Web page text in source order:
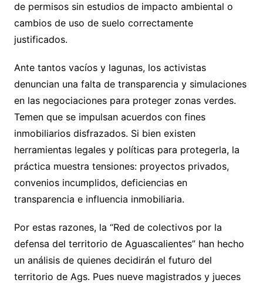
de permisos sin estudios de impacto ambiental o
cambios de uso de suelo correctamente
justificados.
Ante tantos vacíos y lagunas, los activistas
denuncian una falta de transparencia y simulaciones
en las negociaciones para proteger zonas verdes.
Temen que se impulsan acuerdos con fines
inmobiliarios disfrazados. Si bien existen
herramientas legales y políticas para protegerla, la
práctica muestra tensiones: proyectos privados,
convenios incumplidos, deficiencias en
transparencia e influencia inmobiliaria.
Por estas razones, la “Red de colectivos por la
defensa del territorio de Aguascalientes” han hecho
un análisis de quienes decidirán el futuro del
territorio de Ags. Pues nueve magistrados y jueces